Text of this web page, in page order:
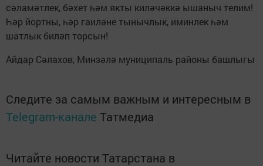
сәламәтлек, бәхет һәм якты киләчәккә ышаныч телим!
Һәр йортны, һәр гаиләне тынычлык, иминлек һәм
шатлык биләп торсын!
Айдар Сәлахов, Минзәлә муниципаль районы башлыгы
Следите за самым важным и интересным в
Telegram-канале Татмедиа
Читайте новости Татарстана в